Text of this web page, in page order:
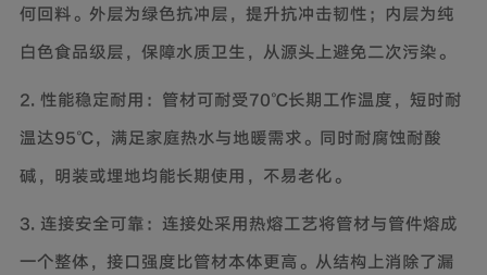
何回料。外层为绿色抗冲层，提升抗冲击韧性；内层为纯
白色食品级层，保障水质卫生，从源头上避免二次污染。
2. 性能稳定耐用：管材可耐受70℃长期工作温度，短时耐
温达95℃，满足家庭热水与地暖需求。同时耐腐蚀耐酸
碱，明装或埋地均能长期使用，不易老化。
3. 连接安全可靠：连接处采用热熔工艺将管材与管件熔成
一个整体，接口强度比管材本体更高。从结构上消除了漏